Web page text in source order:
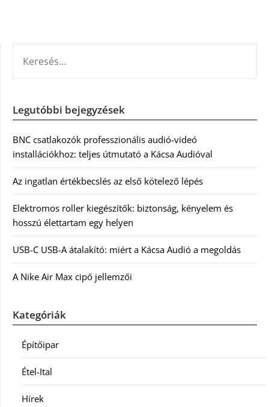
Legutóbbi bejegyzések
BNC csatlakozók professzionális audió-videó
installációkhoz: teljes útmutató a Kácsa Audióval
Az ingatlan értékbecslés az első kötelező lépés
Elektromos roller kiegészítők: biztonság, kényelem és
hosszú élettartam egy helyen
USB-C USB-A átalakító: miért a Kácsa Audió a megoldás
A Nike Air Max cipő jellemzői
Kategóriák
Építőipar
Étel-Ital
Hírek